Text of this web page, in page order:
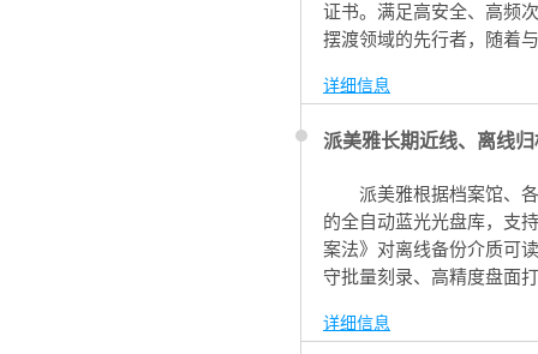
证书。满足高安全、高频
摆渡领域的先行者，随着
详细信息
派美雅长期近线、离线
派美雅根据档案馆、
的全自动蓝光光盘库，支
案法》对离线备份介质可
守批量刻录、高精度盘面
详细信息